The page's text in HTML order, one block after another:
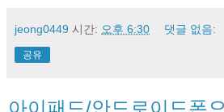
jeong0449 시간: 오후 6:30 댓글 없음:
공유